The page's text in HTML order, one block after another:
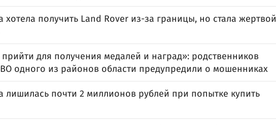
хотела получить Land Rover из-за границы, но стала жертвой
для получения медалей и наград»: родственников
одного из районов области предупредили о мошенниках
лишилась почти 2 миллионов рублей при попытке купить